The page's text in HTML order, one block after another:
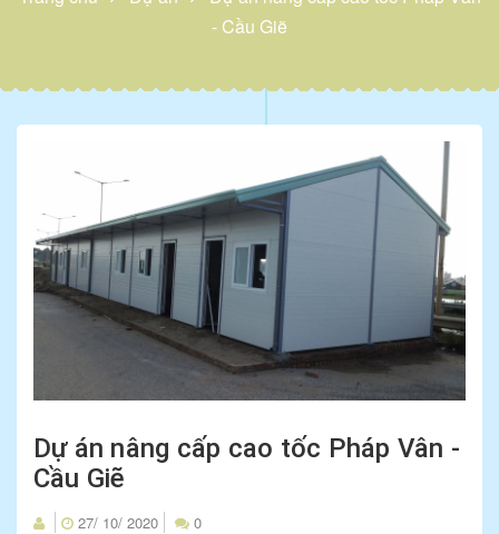
- Cầu Giẽ
Dự án nâng cấp cao tốc Pháp Vân -
Cầu Giẽ
27/ 10/ 2020 0